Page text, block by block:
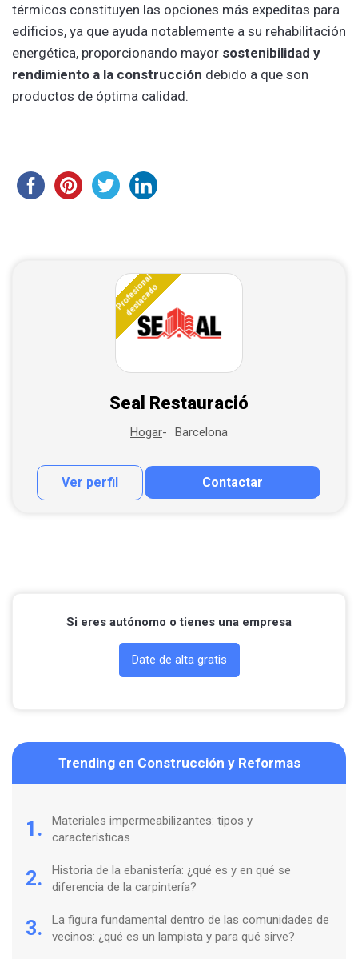
térmicos constituyen las opciones más expeditas para
edificios, ya que ayuda notablemente a su rehabilitación
energética, proporcionando mayor sostenibilidad y
rendimiento a la construcción debido a que son
productos de óptima calidad.
Profesional
destacado
Seal Restauració
Hogar Barcelona
Ver perfil Contactar
Contactar por correo
Si eres autónomo o tienes una empresa
Date de alta gratis
Trending en Construcción y Reformas
1.
Materiales impermeabilizantes: tipos y
características
2.
Historia de la ebanistería: ¿qué es y en qué se
diferencia de la carpintería?
3.
La figura fundamental dentro de las comunidades de
vecinos: ¿qué es un lampista y para qué sirve?